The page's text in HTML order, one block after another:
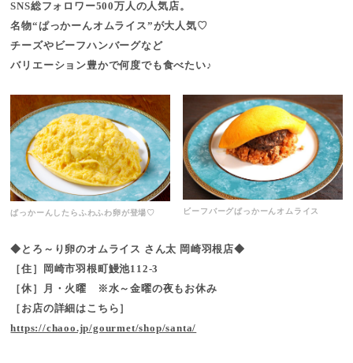
SNS総フォロワー500万人の人気店。
名物“ぱっかーんオムライス”が大人気♡
チーズやビーフハンバーグなど
バリエーション豊かで何度でも食べたい♪
ぱっかーんしたらふわふわ卵が登場♡ ビーフバーグぱっかーんオムライス
◆とろ～り卵のオムライス さん太 岡崎羽根店◆
［住］岡崎市羽根町鰻池112-3
［休］月・火曜 ※水～金曜の夜もお休み
［お店の詳細はこちら］
https://chaoo.jp/gourmet/shop/santa/